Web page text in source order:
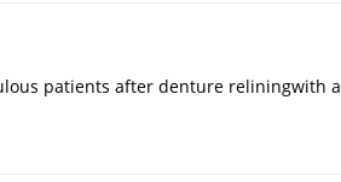
patients after denture reliningwith a